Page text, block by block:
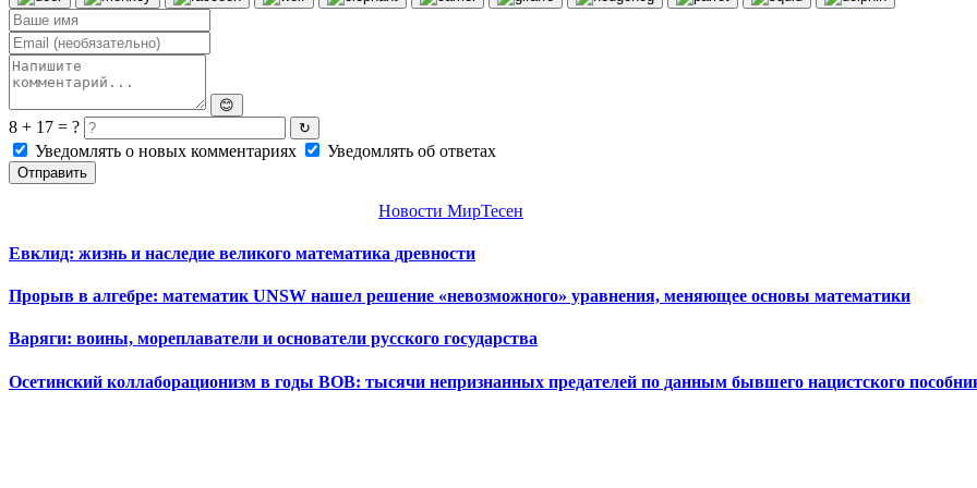
😊
8 + 17 = ? ↻
Уведомлять о новых комментариях Уведомлять об ответах
Отправить
Новости МирТесен
Евклид: жизнь и наследие великого математика древности
Прорыв в алгебре: математик UNSW нашел решение «невозможного» уравнения, меняющее основы математики
Варяги: воины, мореплаватели и основатели русского государства
Осетинский коллаборационизм в годы ВОВ: тысячи непризнанных предателей по данным бывшего нацистского